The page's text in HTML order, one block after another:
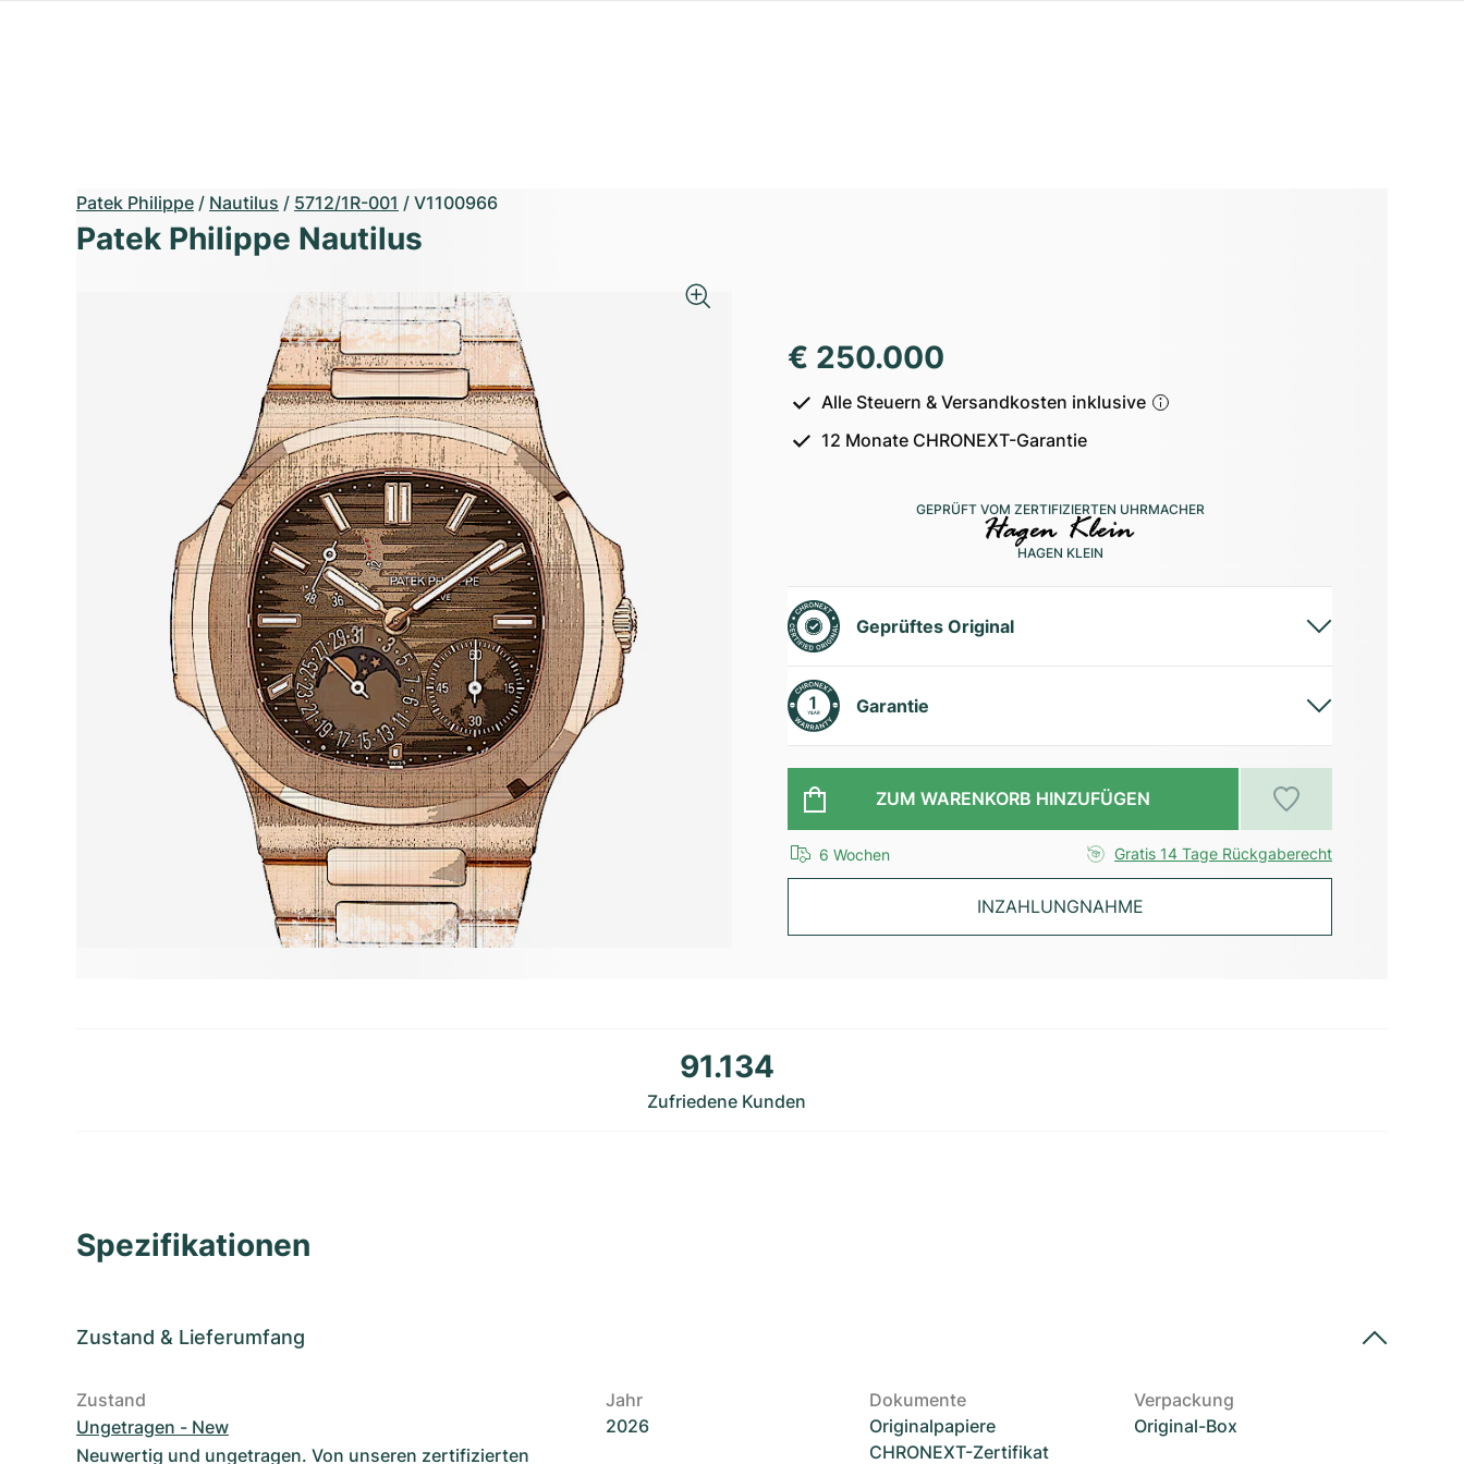
Patek Philippe / Nautilus / 5712/1R-001 / V1100966
Patek Philippe Nautilus
€ 250.000
Alle Steuern & Versandkosten inklusive
12 Monate CHRONEXT-Garantie
GEPRÜFT VOM ZERTIFIZIERTEN UHRMACHER
HAGEN KLEIN
Geprüftes Original
Garantie
ZUM WARENKORB HINZUFÜGEN
6 Wochen Gratis 14 Tage Rückgaberecht
INZAHLUNGNAHME
91.134
Zufriedene Kunden
Spezifikationen
Zustand & Lieferumfang
Zustand
Ungetragen - New
Neuwertig und ungetragen. Von unseren zertifizierten
Jahr
2026
Dokumente
Originalpapiere
CHRONEXT-Zertifikat
Verpackung
Original-Box